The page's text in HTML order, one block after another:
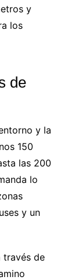
y
los
de
y la
150
las 200
lo
y un
través de